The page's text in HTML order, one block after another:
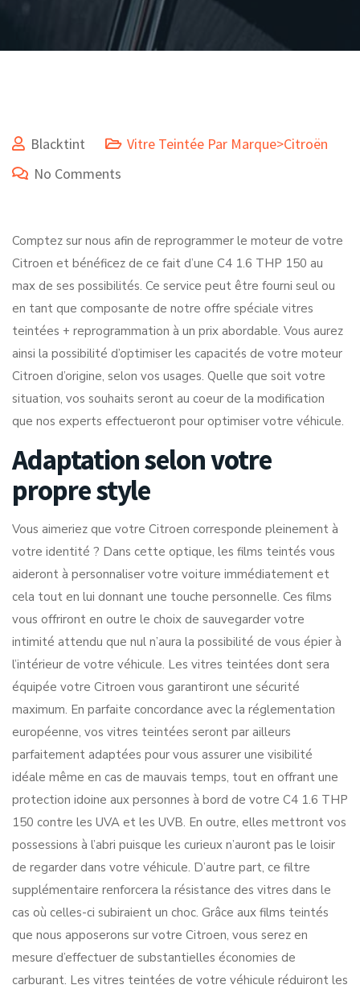
Blacktint
Vitre Teintée Par Marque>Citroën
No Comments
Comptez sur nous afin de reprogrammer le moteur de votre
Citroen et bénéficez de ce fait d’une C4 1.6 THP 150 au
max de ses possibilités. Ce service peut être fourni seul ou
en tant que composante de notre offre spéciale vitres
teintées + reprogrammation à un prix abordable. Vous aurez
ainsi la possibilité d’optimiser les capacités de votre moteur
Citroen d’origine, selon vos usages. Quelle que soit votre
situation, vos souhaits seront au coeur de la modification
que nos experts effectueront pour optimiser votre véhicule.
Adaptation selon votre
propre style
Vous aimeriez que votre Citroen corresponde pleinement à
votre identité ? Dans cette optique, les films teintés vous
aideront à personnaliser votre voiture immédiatement et
cela tout en lui donnant une touche personnelle. Ces films
vous offriront en outre le choix de sauvegarder votre
intimité attendu que nul n’aura la possibilité de vous épier à
l’intérieur de votre véhicule. Les vitres teintées dont sera
équipée votre Citroen vous garantiront une sécurité
maximum. En parfaite concordance avec la réglementation
européenne, vos vitres teintées seront par ailleurs
parfaitement adaptées pour vous assurer une visibilité
idéale même en cas de mauvais temps, tout en offrant une
protection idoine aux personnes à bord de votre C4 1.6 THP
150 contre les UVA et les UVB. En outre, elles mettront vos
possessions à l’abri puisque les curieux n’auront pas le loisir
de regarder dans votre véhicule. D’autre part, ce filtre
supplémentaire renforcera la résistance des vitres dans le
cas où celles-ci subiraient un choc. Grâce aux films teintés
que nous apposerons sur votre Citroen, vous serez en
mesure d’effectuer de substantielles économies de
carburant. Les vitres teintées de votre véhicule réduiront les